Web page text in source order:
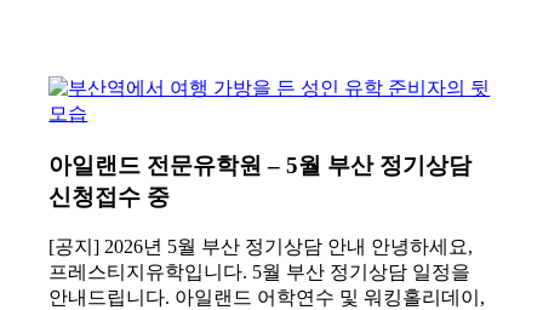
아일랜드 전문유학원 – 5월 부산 정기상담
신청접수 중
[공지] 2026년 5월 부산 정기상담 안내 안녕하세요,
프레스티지유학입니다. 5월 부산 정기상담 일정을
안내드립니다. 아일랜드 어학연수 및 워킹홀리데이,